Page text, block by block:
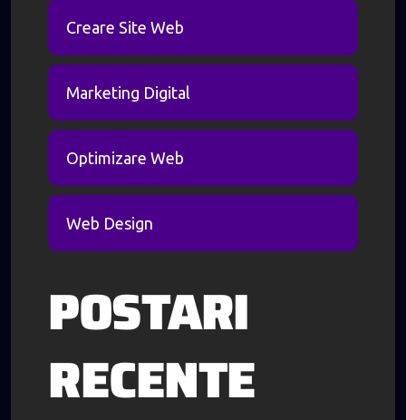
Creare Site Web
Marketing Digital
Optimizare Web
Web Design
POSTARI
RECENTE